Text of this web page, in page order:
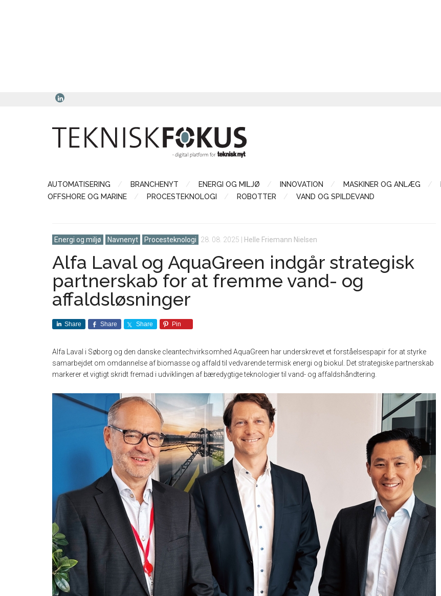
AUTOMATISERING BRANCHENYT ENERGI OG MILJØ INNOVATION MASKINER OG ANLÆG
OFFSHORE OG MARINE
PROCESTEKNOLOGI ROBOTTER VAND OG SPILDEVAND
Energi og miljø Navnenyt Procesteknologi 28. 08. 2025 Helle Friemann Nielsen
Alfa Laval og AquaGreen indgår strategisk
partnerskab for at fremme vand- og
affaldsløsninger
Share Share Share Pin
Alfa Laval i Søborg og den danske cleantechvirksomhed AquaGreen har underskrevet et forståelsespapir for at styrke
samarbejdet om omdannelse af biomasse og affald til vedvarende termisk energi og biokul. Det strategiske partnerskab
markerer et vigtigt skridt fremad i udviklingen af bæredygtige teknologier til vand- og affaldshåndtering.